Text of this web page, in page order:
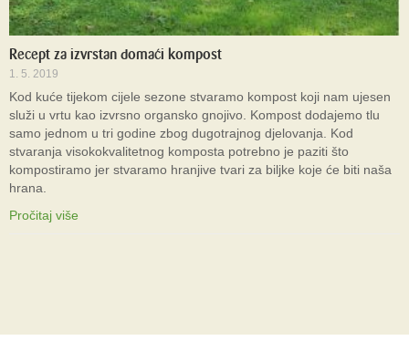
Recept za izvrstan domaći kompost
1. 5. 2019
Kod kuće tijekom cijele sezone stvaramo kompost koji nam ujesen
služi u vrtu kao izvrsno organsko gnojivo. Kompost dodajemo tlu
samo jednom u tri godine zbog dugotrajnog djelovanja. Kod
stvaranja visokokvalitetnog komposta potrebno je paziti što
kompostiramo jer stvaramo hranjive tvari za biljke koje će biti naša
hrana.
Pročitaj više